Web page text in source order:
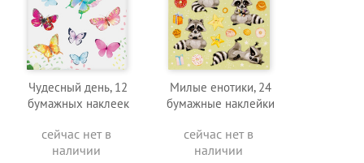
Чудесный день, 12
бумажных наклеек
сейчас нет в
наличии
Милые енотики, 24
бумажные наклейки
сейчас нет в
наличии